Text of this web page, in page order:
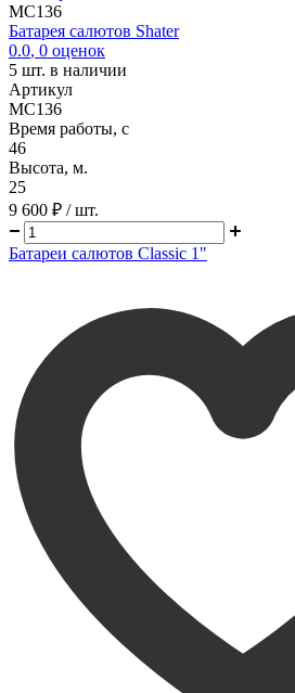
MC136
Батарея салютов Shater
0.0, 0 оценок
5 шт. в наличии
Артикул
MC136
Время работы, с
46
Высота, м.
25
9 600 ₽ / шт.
Батареи салютов Classic 1"